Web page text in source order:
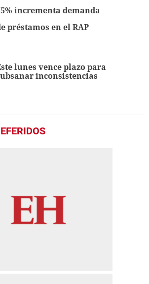
incrementa demanda
préstamos en el RAP
lunes vence plazo para
inconsistencias